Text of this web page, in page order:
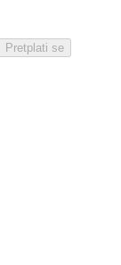
Pretplati se